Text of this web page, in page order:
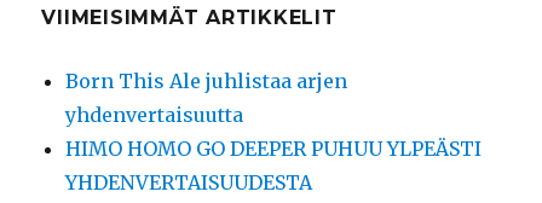
VIIMEISIMMÄT ARTIKKELIT
Born This Ale juhlistaa arjen
yhdenvertaisuutta
HIMO HOMO GO DEEPER PUHUU YLPEÄSTI
YHDENVERTAISUUDESTA